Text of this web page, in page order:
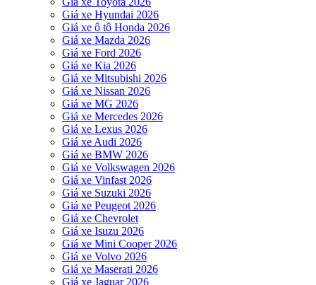
Giá xe Hyundai 2026
Giá xe ô tô Honda 2026
Giá xe Mazda 2026
Giá xe Ford 2026
Giá xe Kia 2026
Giá xe Mitsubishi 2026
Giá xe Nissan 2026
Giá xe MG 2026
Giá xe Mercedes 2026
Giá xe Lexus 2026
Giá xe Audi 2026
Giá xe BMW 2026
Giá xe Volkswagen 2026
Giá xe Vinfast 2026
Giá xe Suzuki 2026
Giá xe Peugeot 2026
Giá xe Chevrolet
Giá xe Isuzu 2026
Giá xe Mini Cooper 2026
Giá xe Volvo 2026
Giá xe Maserati 2026
Giá xe Jaguar 2026